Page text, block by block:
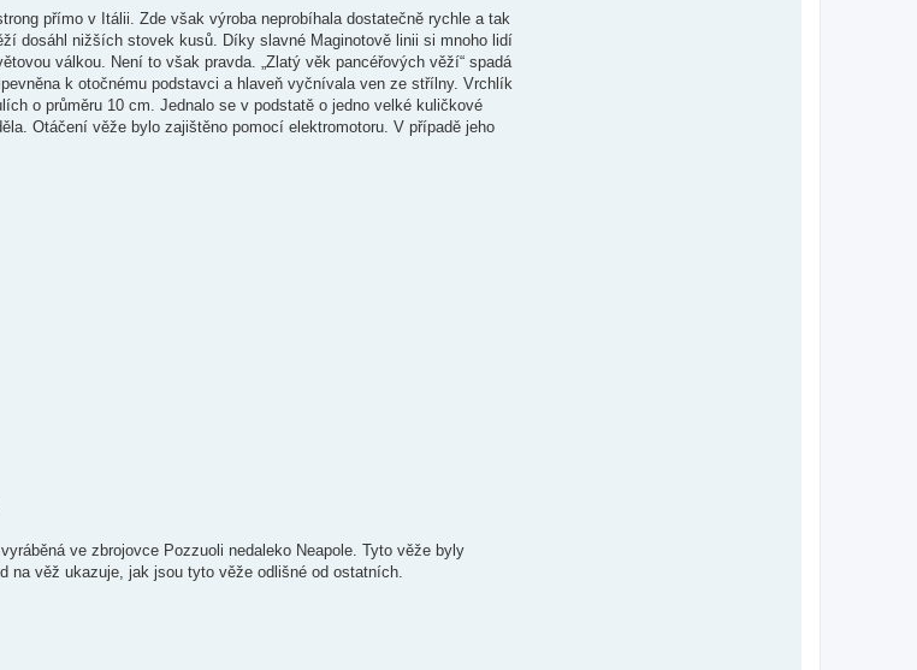
přímo v Itálii. Zde však výroba neprobíhala dostatečně rychle a tak
dosáhl nižších stovek kusů. Díky slavné Maginotově linii si mnoho lidí
válkou. Není to však pravda. „Zlatý věk pancéřových věží“ spadá
k otočnému podstavci a hlaveň vyčnívala ven ze střílny. Vrchlík
o průměru 10 cm. Jednalo se v podstatě o jedno velké kuličkové
Otáčení věže bylo zajištěno pomocí elektromotoru. V případě jeho
ve zbrojovce Pozzuoli nedaleko Neapole. Tyto věže byly
na věž ukazuje, jak jsou tyto věže odlišné od ostatních.